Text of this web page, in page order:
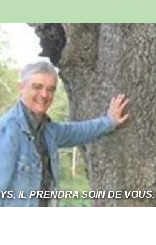
IL PRENDRA SOIN DE VOUS.